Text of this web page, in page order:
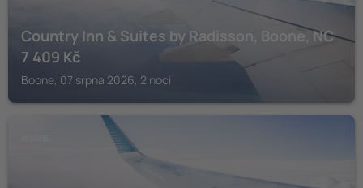
Country Inn & Suites by Radisson, Boone, NC
7 409 Kč
Boone, 07 srpna 2026, 2 noci